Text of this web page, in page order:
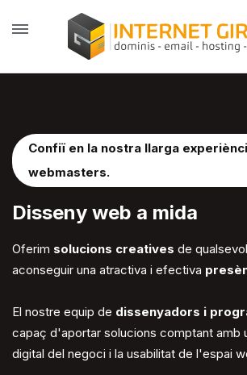
Disseny web a mida
Confiï en la nostra llarga
webmasters.
Oferim solucions creatives de
aconseguir una atractiva i efectiva
El nostre equip de dissenyadors i
capaç d'aportar solucions comptant amb
digital del negoci i la usabilitat de l'espai